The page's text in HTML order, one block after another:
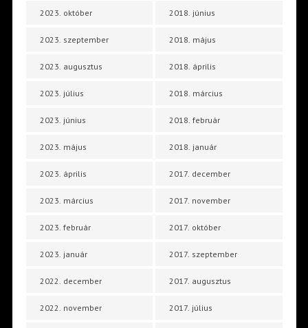
2023. október
2023. szeptember
2023. augusztus
2023. július
2023. június
2023. május
2023. április
2023. március
2023. február
2023. január
2022. december
2022. november
2018. június
2018. május
2018. április
2018. március
2018. február
2018. január
2017. december
2017. november
2017. október
2017. szeptember
2017. augusztus
2017. július